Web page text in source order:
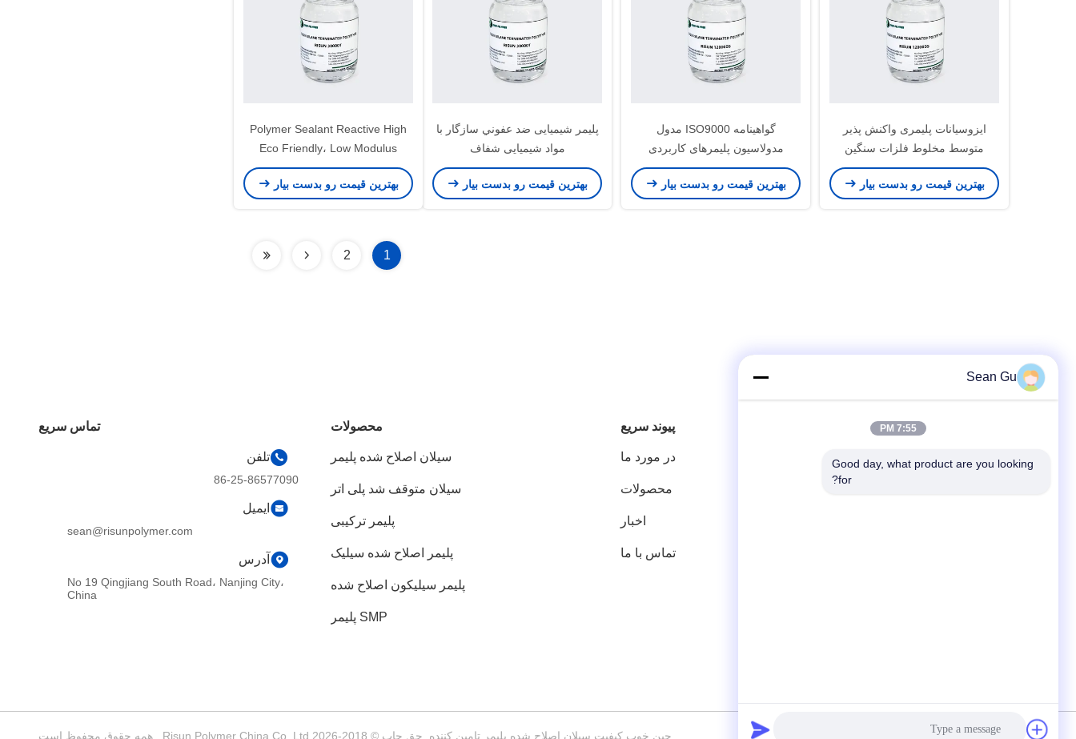
ایزوسیانات پلیمری واکنش پذیر
متوسط ​​مخلوط فلزات سنگین
سخت پوشش
بهترین قیمت رو بدست بیار
گواهینامه ISO9000 مدول
مدولاسیون پلیمرهای کاربردی
مشترک
بهترین قیمت رو بدست بیار
پلیمر شیمیایی ضد عفوني سازگار با
مواد شيميايی شفاف
بهترین قیمت رو بدست بیار
Polymer Sealant Reactive High
Eco Friendly، Low Modulus
SPUR Polymer
بهترین قیمت رو بدست بیار
1
2
پيوند سريع
در مورد ما
محصولات
اخبار
تماس با ما
محصولات
سیلان اصلاح شده پلیمر
سیلان متوقف شد پلی اتر
پلیمر ترکیبی
پلیمر اصلاح شده سیلیک
پلیمر سیلیکون اصلاح شده
SMP پلیمر
تماس سریع
تلفن
86-25-86577090
ایمیل
sean@risunpolymer.com
آدرس
No 19 Qingjiang South Road، Nanjing City،
China
سیاست حفظ حریم خصوصی چین خوب کیفیت سیلان اصلاح شده پلیمر تامین کننده. حق چاپ © 2018-2026 Risun Polymer China Co.,Ltd . همه حقوق محفوظ است
Sean Gu
7:55 PM
Good day, what product are you looking
for?